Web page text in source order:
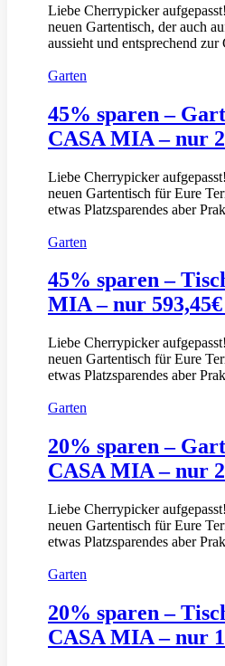
Liebe Cherrypicker
neuen Gartentisch, der auch
aussieht und entsprechend
Garten
45% sparen –
CASA MIA – nur
Liebe Cherrypicker
neuen Gartentisch für Eure
etwas Platzsparendes aber
Garten
45% sparen –
MIA – nur 593,45€
Liebe Cherrypicker
neuen Gartentisch für Eure
etwas Platzsparendes aber
Garten
20% sparen –
CASA MIA – nur
Liebe Cherrypicker
neuen Gartentisch für Eure
etwas Platzsparendes aber
Garten
20% sparen –
CASA MIA – nur